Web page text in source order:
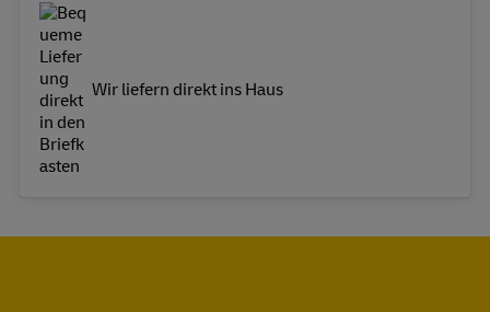
Wir liefern direkt ins Haus